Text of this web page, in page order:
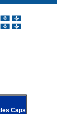
Caps